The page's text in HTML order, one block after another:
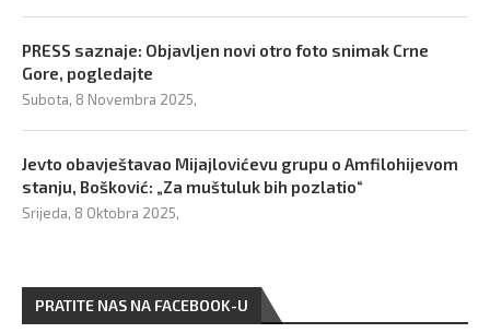
PRESS saznaje: Objavljen novi otro foto snimak Crne
Gore, pogledajte
Subota, 8 Novembra 2025,
Jevto obavještavao Mijajlovićevu grupu o Amfilohijevom
stanju, Bošković: „Za muštuluk bih pozlatio“
Srijeda, 8 Oktobra 2025,
PRATITE NAS NA FACEBOOK-U